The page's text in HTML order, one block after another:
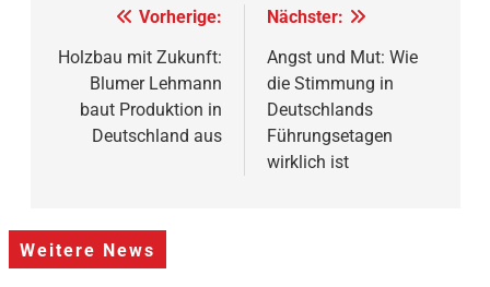
Beitragsnavigation
Vorherige:
Holzbau mit Zukunft:
Blumer Lehmann
baut Produktion in
Deutschland aus
Nächster:
Angst und Mut: Wie
die Stimmung in
Deutschlands
Führungsetagen
wirklich ist
Weitere News